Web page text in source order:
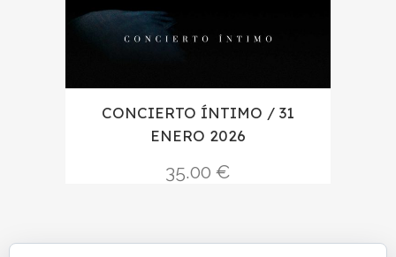
CONCIERTO ÍNTIMO / 31
ENERO 2026
35.00 €